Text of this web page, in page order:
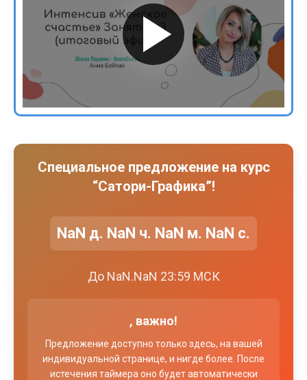
Специальное предложение на курс
“Сатори-Графика”!
NaN д. NaN ч. NaN м. NaN с.
До NaN.NaN 23:59 МСК
, важно!
Предложение доступно только здесь, на вашей
индивидуальной странице, и нигде более. После
истечения таймера оно будет автоматически